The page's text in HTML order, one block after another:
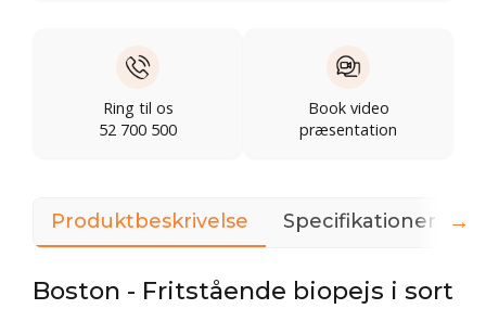
Ring til os
52 700 500
Book video
præsentation
Produktbeskrivelse Specifikationer
Boston - Fritstående biopejs i sort
→